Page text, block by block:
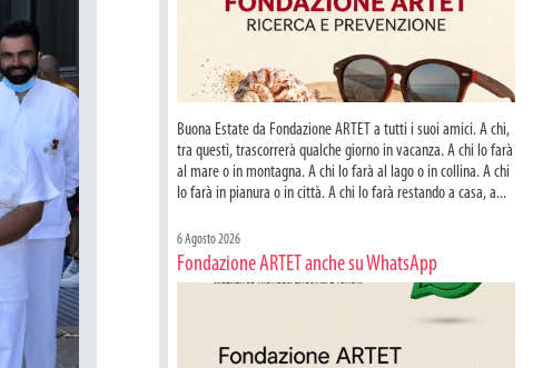
Buona Estate da Fondazione ARTET a tutti i suoi amici. A chi,
tra questi, trascorrerà qualche giorno in vacanza. A chi lo farà
al mare o in montagna. A chi lo farà al lago o in collina. A chi
lo farà in pianura o in città. A chi lo farà restando a casa, a...
6 Agosto 2026
Fondazione ARTET anche su WhatsApp